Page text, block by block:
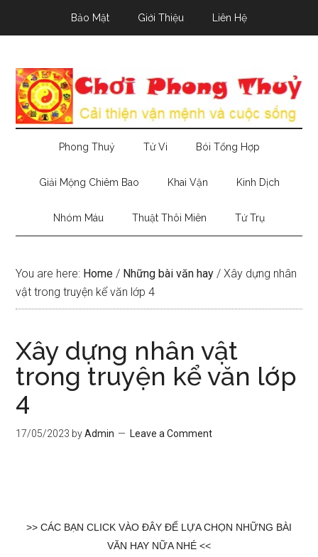
Bảo Mật Giới Thiệu Liên Hệ
Phong Thuỷ Tử Vi Bói Tổng Hợp
Giải Mộng Chiêm Bao Khai Vận Kinh Dịch
Nhóm Máu Thuật Thôi Miên Tứ Trụ
You are here: Home / Những bài văn hay / Xây dựng nhân
vật trong truyện kể văn lớp 4
Xây dựng nhân vật
trong truyện kể văn lớp
4
17/05/2023 byAdmin Leave a Comment
>> CÁC BẠN CLICK VÀO ĐÂY ĐỂ LỰA CHỌN NHỮNG BÀI
VĂN HAY NỮA NHÉ <<